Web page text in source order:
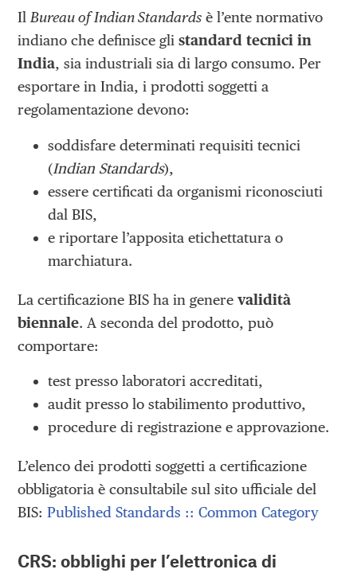
IlBureau of Indian Standards è l’ente normativo
indiano che definisce glistandard tecnici in
India, sia industriali sia di largo consumo. Per
esportare in India, i prodotti soggetti a
regolamentazione devono:
soddisfare determinati requisiti tecnici
(Indian Standards),
essere certificati da organismi riconosciuti
dal BIS,
e riportare l’apposita etichettatura o
marchiatura.
La certificazione BIS ha in generevalidità
biennale. A seconda del prodotto, può
comportare:
test presso laboratori accreditati,
audit presso lo stabilimento produttivo,
procedure di registrazione e approvazione.
L’elenco dei prodotti soggetti a certificazione
obbligatoria è consultabile sul sito ufficiale del
BIS:Published Standards :: Common Category
CRS: obblighi per l’elettronica di